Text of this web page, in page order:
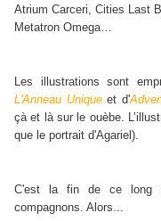
Atrium Carceri, Cities Last
Metatron Omega…
Les illustrations sont
L'Anneau Uniqueet d'
çà et là sur le ouèbe.
que le portrait d'Agariel).
C'est la fin de ce long
compagnons. Alors...